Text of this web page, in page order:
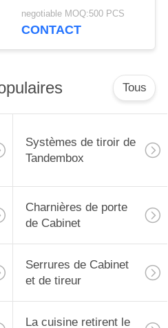
légumes 195mm par
couche
negotiable MOQ:500 PCS
CONTACT
Tous
Systèmes de tiroir de
Tandembox
Charnières de porte
de Cabinet
Serrures de Cabinet
et de tireur
La cuisine retirent le